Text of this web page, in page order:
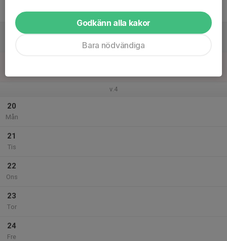
v.4
20
Mån
21
Tis
22
Ons
23
Tor
24
Fre
Godkänn alla kakor
Bara nödvändiga